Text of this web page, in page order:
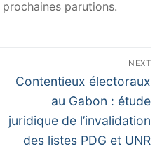
parutions.
NEXT
Next
Contentieux électoraux
au Gabon : étude
juridique de l’invalidation
des listes PDG et UNR